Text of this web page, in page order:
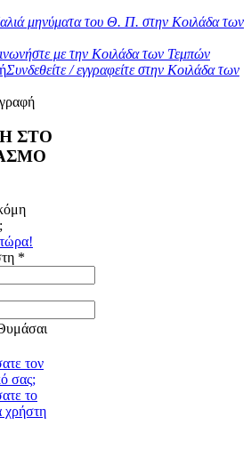
μηνύματα του Θ. Π. στην Κοιλάδα των
με την Κοιλάδα των Τεμπών
Συνδεθείτε / εγγραφείτε στην Κοιλάδα των
ΣΤΟ
*
τον
σας;
το
χρήστη